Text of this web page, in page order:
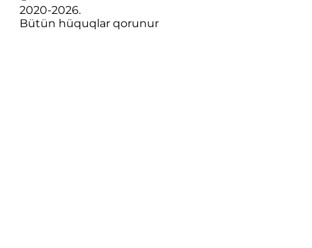
2020-2026.
Bütün hüquqlar qorunur